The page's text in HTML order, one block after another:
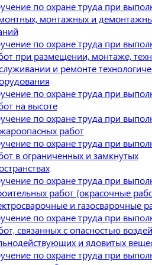
по охране труда при
монтажных и
по охране труда при
при размещении, монтаже,
и ремонте
по охране труда при
на высоте
по охране труда при
работ
по охране труда при
в ограниченных и замкнутых
по охране труда при
работ (окрасочные
и газосварочные
по охране труда при
связанных с опасностью
и ядовитых
по охране труда при